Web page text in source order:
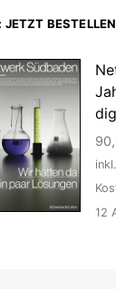
JETZT BESTELLEN
12